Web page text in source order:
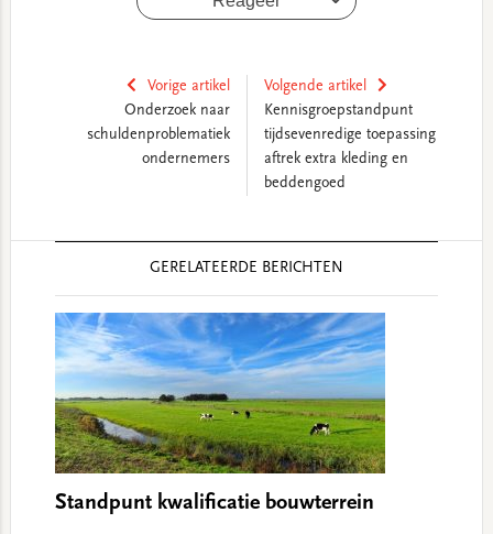
Vorige artikel
Onderzoek naar
schuldenproblematiek
ondernemers
Volgende artikel
Kennisgroepstandpunt
tijdsevenredige toepassing
aftrek extra kleding en
beddengoed
GERELATEERDE BERICHTEN
Standpunt kwalificatie bouwterrein